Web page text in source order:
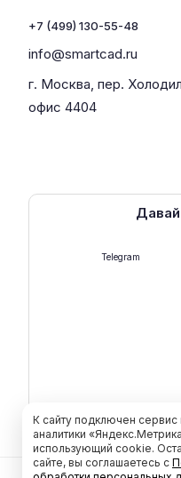
+7 (499) 130-55-48
info@smartcad.ru
г. Москва, пер.
офис 4404
Telegram
К сайту подключен сервис
аналитики
использующий cookie.
сайте, вы соглашаетесь с